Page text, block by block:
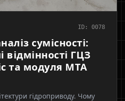
ID: 0078
сумісності:
відмінності ГЦЗ
та модуля МТА
гідроприводу. Чому